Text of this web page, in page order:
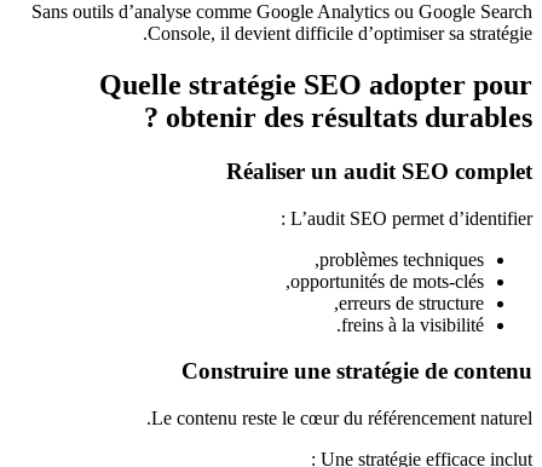
Sans outils d’analyse comme Google Analytics ou Google Search
Console, il devient difficile d’optimiser sa stratégie.
Quelle stratégie SEO adopter pour
obtenir des résultats durables ?
Réaliser un audit SEO complet
L’audit SEO permet d’identifier :
problèmes techniques,
opportunités de mots-clés,
erreurs de structure,
freins à la visibilité.
Construire une stratégie de contenu
Le contenu reste le cœur du référencement naturel.
Une stratégie efficace inclut :